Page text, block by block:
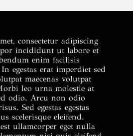
consectetur adipiscing
incididunt ut labore et
enim facilisis
egestas erat imperdiet sed
maecenas volutpat
leo urna molestie at
odio. Arcu non odio
Sed egestas egestas
scelerisque eleifend.
ullamcorper eget nulla